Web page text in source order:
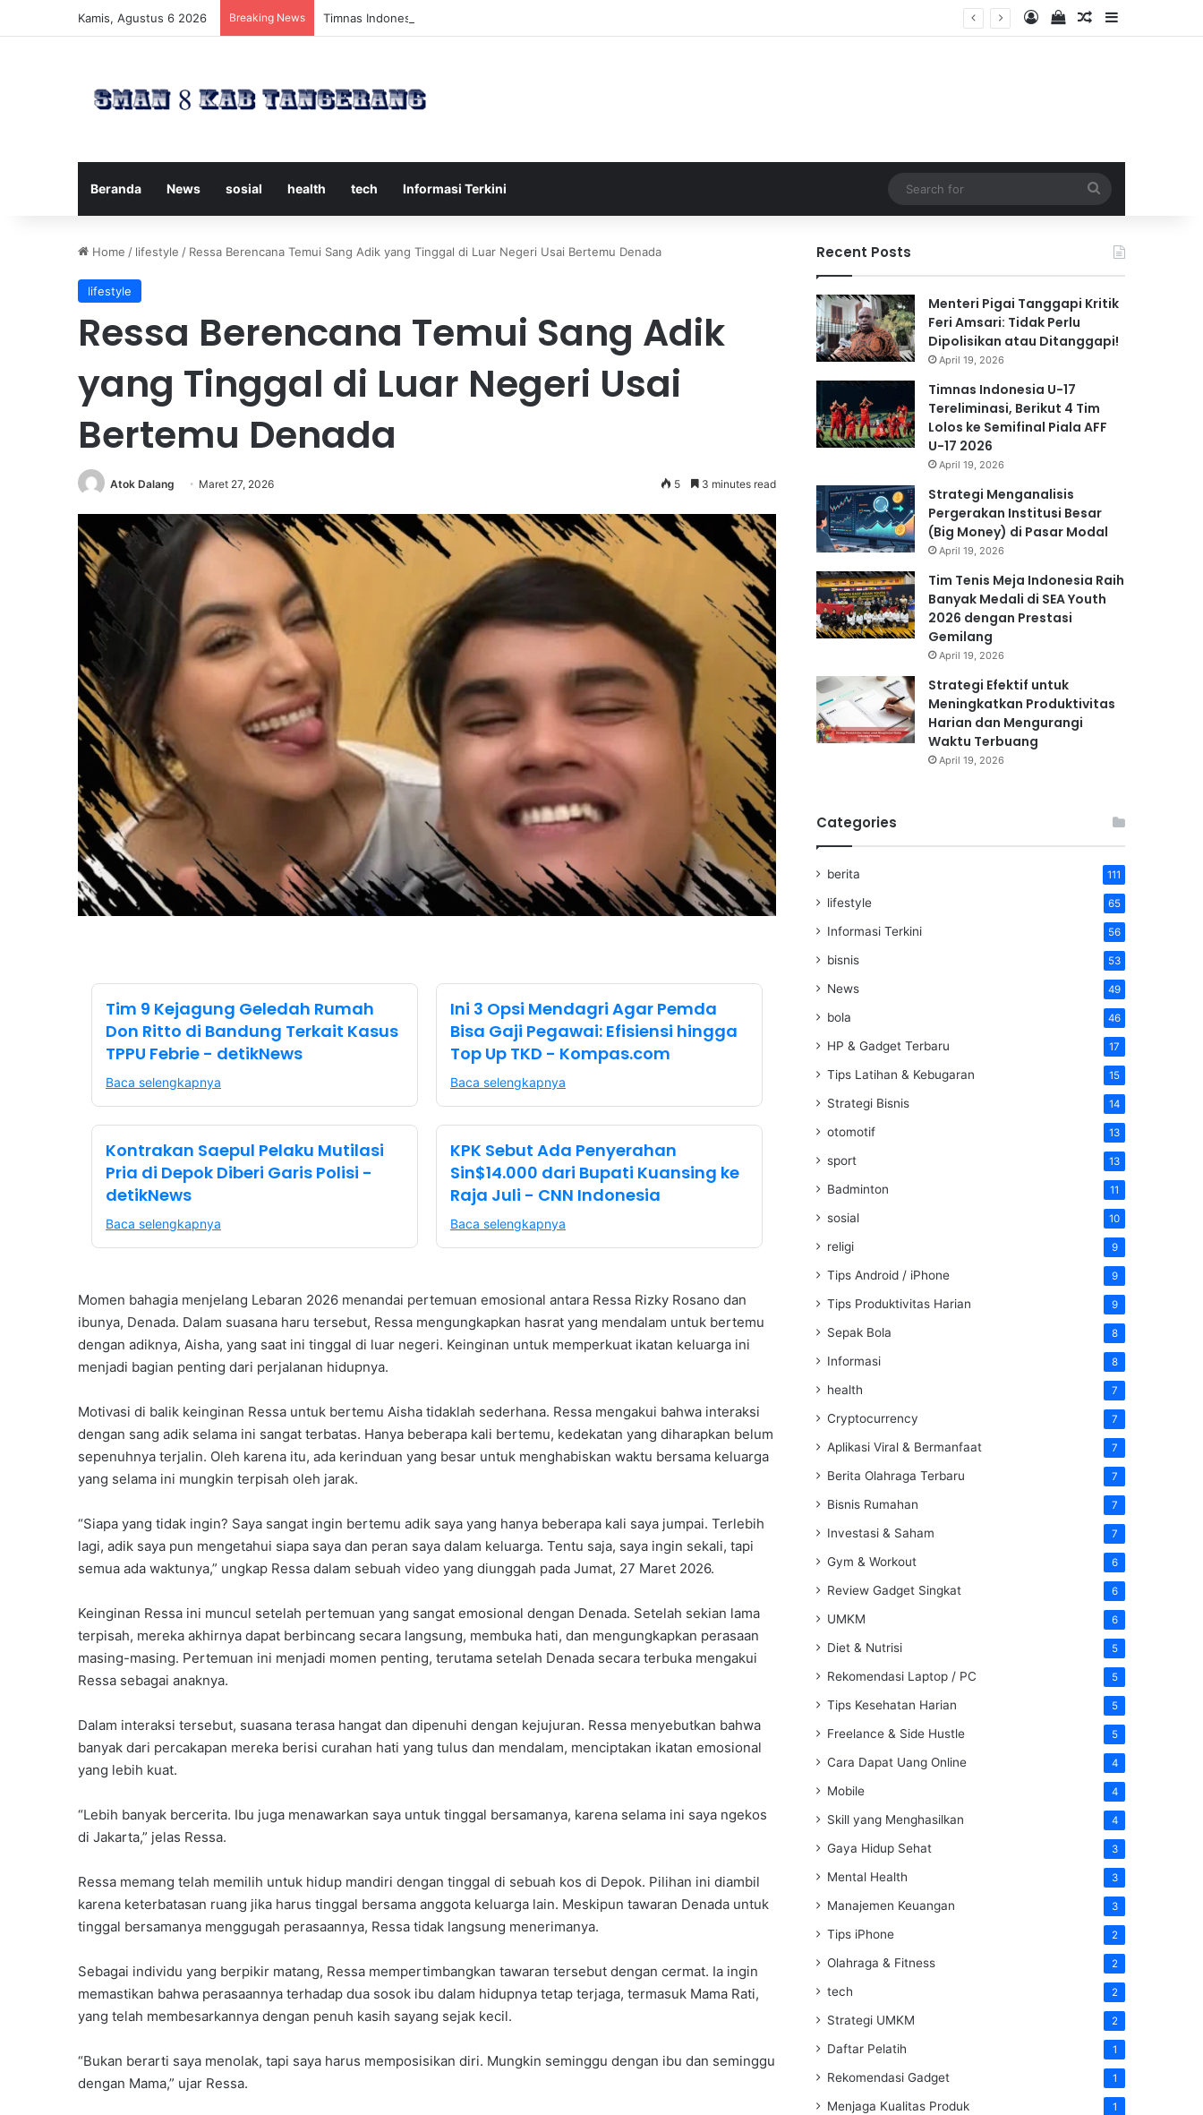
Kamis, Agustus 6 2026 Breaking News Timnas Indonesia U-17 Tereliminasi, Berikut 4 Tim Lolos ke Semifinal Piala AFF U-17 2026 Log InView your
Random Article
Sidebar
Beranda News sosial health tech Informasi Terkini
for
Home / lifestyle / Ressa Berencana Temui Sang Adik yang Tinggal di Luar Negeri Usai Bertemu Denada
lifestyle
Ressa Berencana Temui Sang Adik
yang Tinggal di Luar Negeri Usai
Bertemu Denada
Atok Dalang Maret 27, 2026 5 3 minutes read
Tim 9 Kejagung Geledah Rumah
Don Ritto di Bandung Terkait Kasus
TPPU Febrie - detikNews
Baca selengkapnya
Ini 3 Opsi Mendagri Agar Pemda
Bisa Gaji Pegawai: Efisiensi hingga
Top Up TKD - Kompas.com
Baca selengkapnya
Kontrakan Saepul Pelaku Mutilasi
Pria di Depok Diberi Garis Polisi -
detikNews
Baca selengkapnya
KPK Sebut Ada Penyerahan
Sin$14.000 dari Bupati Kuansing ke
Raja Juli - CNN Indonesia
Baca selengkapnya
Momen bahagia menjelang Lebaran 2026 menandai pertemuan emosional antara Ressa Rizky Rosano dan
ibunya, Denada. Dalam suasana haru tersebut, Ressa mengungkapkan hasrat yang mendalam untuk bertemu
dengan adiknya, Aisha, yang saat ini tinggal di luar negeri. Keinginan untuk memperkuat ikatan keluarga ini
menjadi bagian penting dari perjalanan hidupnya.
Motivasi di balik keinginan Ressa untuk bertemu Aisha tidaklah sederhana. Ressa mengakui bahwa interaksi
dengan sang adik selama ini sangat terbatas. Hanya beberapa kali bertemu, kedekatan yang diharapkan belum
sepenuhnya terjalin. Oleh karena itu, ada kerinduan yang besar untuk menghabiskan waktu bersama keluarga
yang selama ini mungkin terpisah oleh jarak.
“Siapa yang tidak ingin? Saya sangat ingin bertemu adik saya yang hanya beberapa kali saya jumpai. Terlebih
lagi, adik saya pun mengetahui siapa saya dan peran saya dalam keluarga. Tentu saja, saya ingin sekali, tapi
semua ada waktunya,” ungkap Ressa dalam sebuah video yang diunggah pada Jumat, 27 Maret 2026.
Keinginan Ressa ini muncul setelah pertemuan yang sangat emosional dengan Denada. Setelah sekian lama
terpisah, mereka akhirnya dapat berbincang secara langsung, membuka hati, dan mengungkapkan perasaan
masing-masing. Pertemuan ini menjadi momen penting, terutama setelah Denada secara terbuka mengakui
Ressa sebagai anaknya.
Dalam interaksi tersebut, suasana terasa hangat dan dipenuhi dengan kejujuran. Ressa menyebutkan bahwa
banyak dari percakapan mereka berisi curahan hati yang tulus dan mendalam, menciptakan ikatan emosional
yang lebih kuat.
“Lebih banyak bercerita. Ibu juga menawarkan saya untuk tinggal bersamanya, karena selama ini saya ngekos
di Jakarta,” jelas Ressa.
Ressa memang telah memilih untuk hidup mandiri dengan tinggal di sebuah kos di Depok. Pilihan ini diambil
karena keterbatasan ruang jika harus tinggal bersama anggota keluarga lain. Meskipun tawaran Denada untuk
tinggal bersamanya menggugah perasaannya, Ressa tidak langsung menerimanya.
Sebagai individu yang berpikir matang, Ressa mempertimbangkan tawaran tersebut dengan cermat. Ia ingin
memastikan bahwa perasaannya terhadap dua sosok ibu dalam hidupnya tetap terjaga, termasuk Mama Rati,
yang telah membesarkannya dengan penuh kasih sayang sejak kecil.
“Bukan berarti saya menolak, tapi saya harus memposisikan diri. Mungkin seminggu dengan ibu dan seminggu
dengan Mama,” ujar Ressa.
Recent Posts
Menteri Pigai Tanggapi Kritik
Feri Amsari: Tidak Perlu
Dipolisikan atau Ditanggapi!
April 19, 2026
Timnas Indonesia U-17
Tereliminasi, Berikut 4 Tim
Lolos ke Semifinal Piala AFF
U-17 2026
April 19, 2026
Strategi Menganalisis
Pergerakan Institusi Besar
(Big Money) di Pasar Modal
April 19, 2026
Tim Tenis Meja Indonesia Raih
Banyak Medali di SEA Youth
2026 dengan Prestasi
Gemilang
April 19, 2026
Strategi Efektif untuk
Meningkatkan Produktivitas
Harian dan Mengurangi
Waktu Terbuang
April 19, 2026
Categories
berita 111
lifestyle 65
Informasi Terkini 56
bisnis 53
News 49
bola 46
HP & Gadget Terbaru 17
Tips Latihan & Kebugaran 15
Strategi Bisnis 14
otomotif 13
sport 13
Badminton 11
sosial 10
religi 9
Tips Android / iPhone 9
Tips Produktivitas Harian 9
Sepak Bola 8
Informasi 8
health 7
Cryptocurrency 7
Aplikasi Viral & Bermanfaat 7
Berita Olahraga Terbaru 7
Bisnis Rumahan 7
Investasi & Saham 7
Gym & Workout 6
Review Gadget Singkat 6
UMKM 6
Diet & Nutrisi 5
Rekomendasi Laptop / PC 5
Tips Kesehatan Harian 5
Freelance & Side Hustle 5
Cara Dapat Uang Online 4
Mobile 4
Skill yang Menghasilkan 4
Gaya Hidup Sehat 3
Mental Health 3
Manajemen Keuangan 3
Tips iPhone 2
Olahraga & Fitness 2
tech 2
Strategi UMKM 2
Daftar Pelatih 1
Rekomendasi Gadget 1
Menjaga Kualitas Produk 1